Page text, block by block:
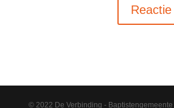
© 2022 De Verbinding - Baptistengemeente